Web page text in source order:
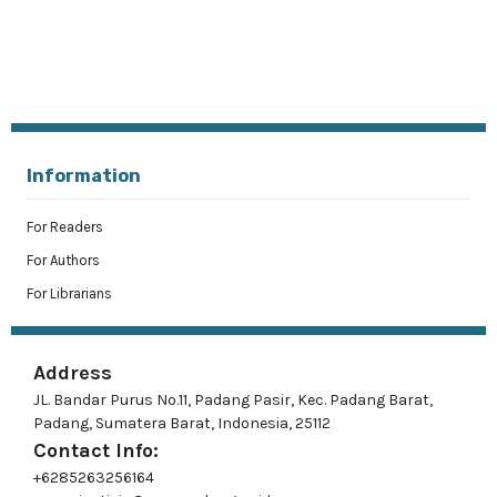
Information
For Readers
For Authors
For Librarians
Address
JL. Bandar Purus No.11, Padang Pasir, Kec. Padang Barat,
Padang, Sumatera Barat, Indonesia, 25112
Contact Info:
+6285263256164